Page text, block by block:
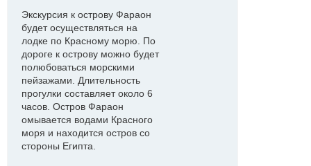
Экскурсия к острову Фараон
будет осуществляться на
лодке по Красному морю. По
дороге к острову можно будет
полюбоваться морскими
пейзажами. Длительность
прогулки составляет около 6
часов. Остров Фараон
омывается водами Красного
моря и находится остров со
стороны Египта.